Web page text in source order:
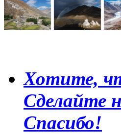
Хотите,
Сделайте
Спасибо!